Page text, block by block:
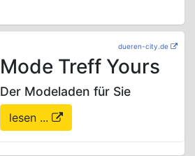
dueren-city.de
Mode Treff Yours
Der Modeladen für Sie
lesen ...